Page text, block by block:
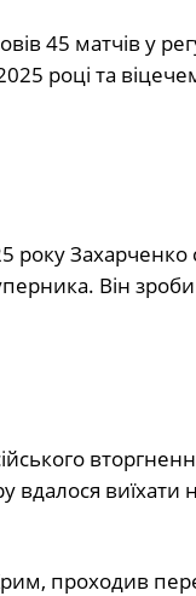
45 матчів у
році та
року Захарченко
Він
вдалося виїхати
проходив